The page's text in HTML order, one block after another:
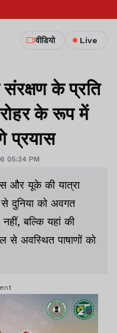
वीडियो Live
के प्रति
के रूप में
प्रयास
05:34 PM
और यूके की यात्रा
से दुनिया को अवगत
बल्कि यहां की
से अवस्थित पाषाणों को